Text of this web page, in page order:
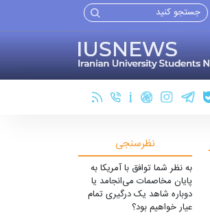
نظرسنجی
به نظر شما توافق با آمریکا به
پایان مخاصمات می‌انجامد یا
دوباره شاهد یک درگیری تمام
عیار خواهیم بود؟